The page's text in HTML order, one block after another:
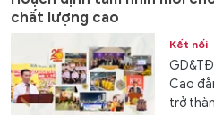
chất lượng cao
Kết nối
Cao
trở